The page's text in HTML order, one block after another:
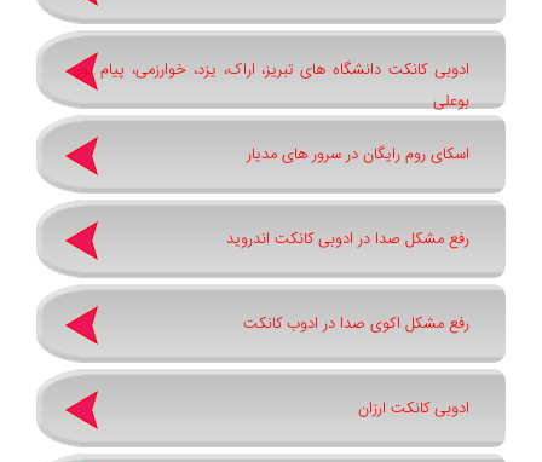
ادوبی کانکت دانشگاه های تبریز، اراک، یزد، خوارزمی، پیام نور،
بوعلی
اسکای روم رایگان در سرور های مدیار
رفع مشکل صدا در ادوبی کانکت اندروید
رفع مشکل اکوی صدا در ادوب کانکت
ادوبی کانکت ارزان